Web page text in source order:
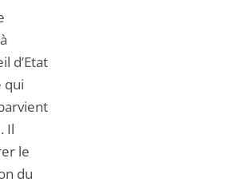
d’Etat
qui
Il
le
du